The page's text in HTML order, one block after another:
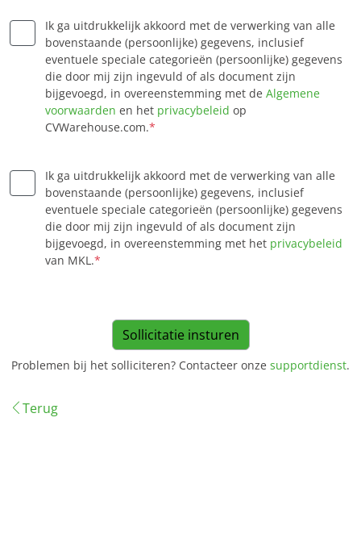
Ik ga uitdrukkelijk akkoord met de verwerking van alle
bovenstaande (persoonlijke) gegevens, inclusief
eventuele speciale categorieën (persoonlijke) gegevens
die door mij zijn ingevuld of als document zijn
bijgevoegd, in overeenstemming met de Algemene
voorwaarden en het privacybeleid op
CVWarehouse.com.*
Ik ga uitdrukkelijk akkoord met de verwerking van alle
bovenstaande (persoonlijke) gegevens, inclusief
eventuele speciale categorieën (persoonlijke) gegevens
die door mij zijn ingevuld of als document zijn
bijgevoegd, in overeenstemming met het privacybeleid
van MKL.*
Problemen bij het solliciteren? Contacteer onze supportdienst.
Terug